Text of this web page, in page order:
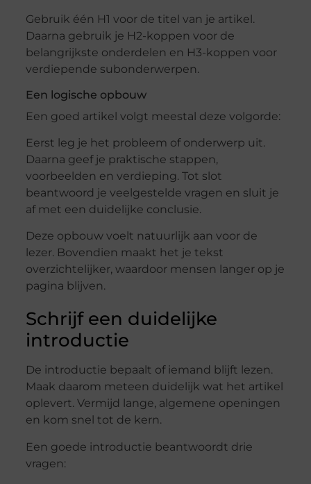
Gebruik één H1 voor de titel van je artikel.
Daarna gebruik je H2-koppen voor de
belangrijkste onderdelen en H3-koppen voor
verdiepende subonderwerpen.
Een logische opbouw
Een goed artikel volgt meestal deze volgorde:
Eerst leg je het probleem of onderwerp uit.
Daarna geef je praktische stappen,
voorbeelden en verdieping. Tot slot
beantwoord je veelgestelde vragen en sluit je
af met een duidelijke conclusie.
Deze opbouw voelt natuurlijk aan voor de
lezer. Bovendien maakt het je tekst
overzichtelijker, waardoor mensen langer op je
pagina blijven.
Schrijf een duidelijke
introductie
De introductie bepaalt of iemand blijft lezen.
Maak daarom meteen duidelijk wat het artikel
oplevert. Vermijd lange, algemene openingen
en kom snel tot de kern.
Een goede introductie beantwoordt drie
vragen: